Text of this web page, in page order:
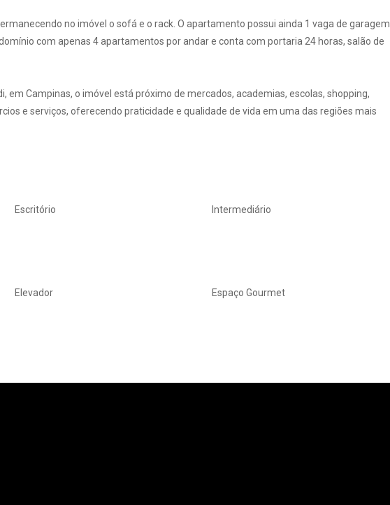
no imóvel o sofá e o rack. O apartamento possui ainda 1 vaga de garagem
com apenas 4 apartamentos por andar e conta com portaria 24 horas, salão de
em Campinas, o imóvel está próximo de mercados, academias, escolas, shopping,
e serviços, oferecendo praticidade e qualidade de vida em uma das regiões mais
Escritório Intermediário
Elevador
Espaço Gourmet